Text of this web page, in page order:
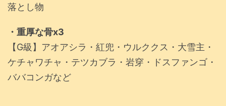
落とし物
・重厚な骨x3
【G級】アオアシラ・紅兜・ウルククス・大雪主・
ケチャワチャ・テツカブラ・岩穿・ドスファンゴ・
ババコンガなど